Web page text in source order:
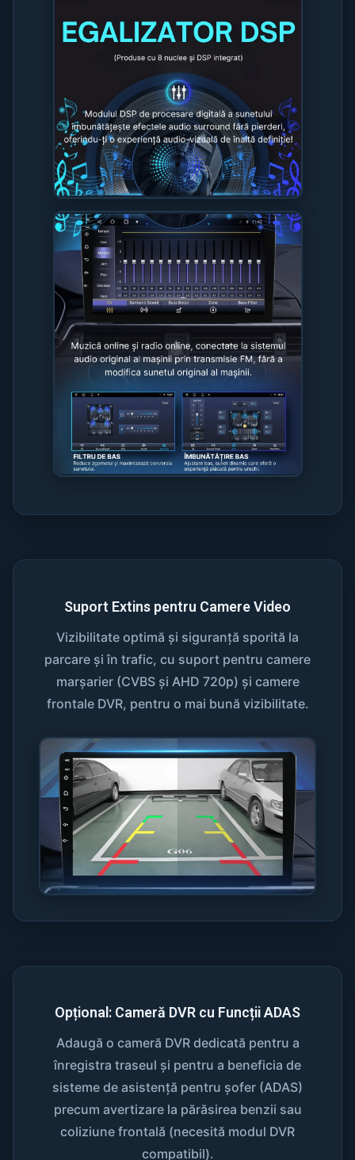
Suport Extins pentru Camere Video
Vizibilitate optimă și siguranță sporită la
parcare și în trafic, cu suport pentru camere
marșarier (CVBS și AHD 720p) și camere
frontale DVR, pentru o mai bună vizibilitate.
Opțional: Cameră DVR cu Funcții ADAS
Adaugă o cameră DVR dedicată pentru a
înregistra traseul și pentru a beneficia de
sisteme de asistență pentru șofer (ADAS)
precum avertizare la părăsirea benzii sau
coliziune frontală (necesită modul DVR
compatibil).